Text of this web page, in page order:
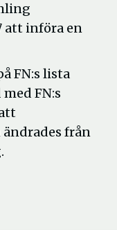
att införa en
FN:s lista
FN:s
från